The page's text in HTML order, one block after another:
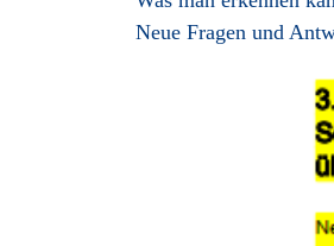
Neue Fragen und